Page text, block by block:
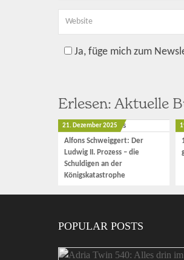
Ja, füge mich zum
Erlesen: Aktuelle
21. Dezember 2025
Alfons Schweiggert: Der
Ludwig II. Prozess – die
Schuldigen an der
Königskatastrophe
POPULAR POSTS